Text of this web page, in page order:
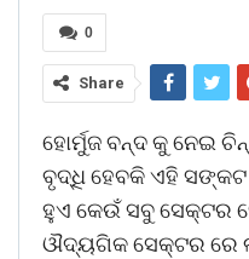
0
Share
ହୋର୍ମୁଜ ବନ୍ଦ କୁ ନେଇ
ବୃଦ୍ଧି ହେବକି ଏହି
ହୁଏ କେଉଁ ସବୁ ସେକ୍ଟର
ଔଦ୍ୟଗିକ ସେକ୍ଟର ରେ